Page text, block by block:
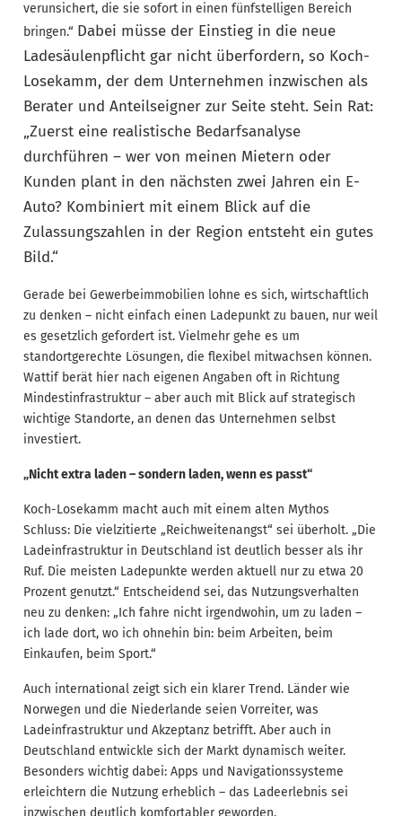
verunsichert, die sie sofort in einen fünfstelligen Bereich
bringen.“ Dabei müsse der Einstieg in die neue
Ladesäulenpflicht gar nicht überfordern, so Koch-
Losekamm, der dem Unternehmen inzwischen als
Berater und Anteilseigner zur Seite steht. Sein Rat:
„Zuerst eine realistische Bedarfsanalyse
durchführen – wer von meinen Mietern oder
Kunden plant in den nächsten zwei Jahren ein E-
Auto? Kombiniert mit einem Blick auf die
Zulassungszahlen in der Region entsteht ein gutes
Bild.“
Gerade bei Gewerbeimmobilien lohne es sich, wirtschaftlich
zu denken – nicht einfach einen Ladepunkt zu bauen, nur weil
es gesetzlich gefordert ist. Vielmehr gehe es um
standortgerechte Lösungen, die flexibel mitwachsen können.
Wattif berät hier nach eigenen Angaben oft in Richtung
Mindestinfrastruktur – aber auch mit Blick auf strategisch
wichtige Standorte, an denen das Unternehmen selbst
investiert.
„Nicht extra laden – sondern laden, wenn es passt“
Koch-Losekamm macht auch mit einem alten Mythos
Schluss: Die vielzitierte „Reichweitenangst“ sei überholt. „Die
Ladeinfrastruktur in Deutschland ist deutlich besser als ihr
Ruf. Die meisten Ladepunkte werden aktuell nur zu etwa 20
Prozent genutzt.“ Entscheidend sei, das Nutzungsverhalten
neu zu denken: „Ich fahre nicht irgendwohin, um zu laden –
ich lade dort, wo ich ohnehin bin: beim Arbeiten, beim
Einkaufen, beim Sport.“
Auch international zeigt sich ein klarer Trend. Länder wie
Norwegen und die Niederlande seien Vorreiter, was
Ladeinfrastruktur und Akzeptanz betrifft. Aber auch in
Deutschland entwickle sich der Markt dynamisch weiter.
Besonders wichtig dabei: Apps und Navigationssysteme
erleichtern die Nutzung erheblich – das Ladeerlebnis sei
inzwischen deutlich komfortabler geworden.